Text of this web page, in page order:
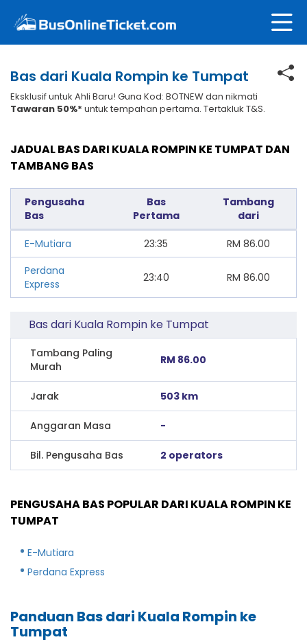
Bas dari Kuala Rompin ke Tumpat
Eksklusif untuk Ahli Baru! Guna Kod: BOTNEW dan nikmati
Tawaran 50%* untuk tempahan pertama. Tertakluk T&S.
JADUAL BAS DARI KUALA ROMPIN KE TUMPAT DAN
TAMBANG BAS
Pengusaha
Bas
Bas
Pertama
Tambang
dari
E-Mutiara 23:35 RM 86.00
Perdana
Express
23:40 RM 86.00
Bas dari Kuala Rompin ke Tumpat
Tambang Paling
Murah
RM 86.00
Jarak 503 km
Anggaran Masa -
Bil. Pengusaha Bas 2 operators
PENGUSAHA BAS POPULAR DARI KUALA ROMPIN KE
TUMPAT
E-Mutiara
Perdana Express
Panduan Bas dari Kuala Rompin ke
Tumpat